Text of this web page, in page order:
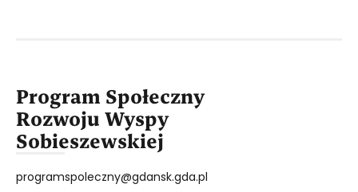
Program Społeczny
Rozwoju Wyspy
Sobieszewskiej
programspoleczny@gdansk.gda.pl